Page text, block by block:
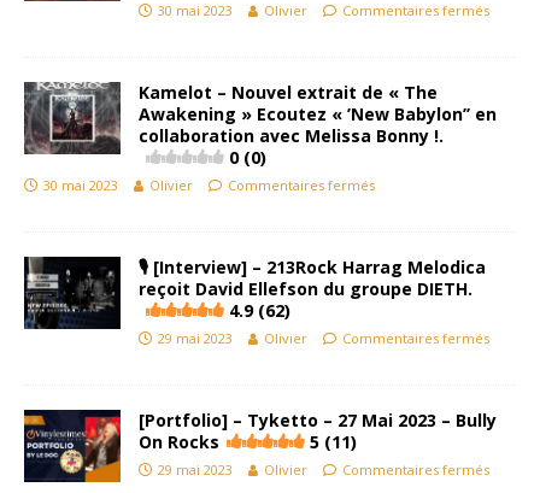
30 mai 2023 Olivier Commentaires fermés
Kamelot – Nouvel extrait de « The
Awakening » Ecoutez « ’New Babylon’’ en
collaboration avec Melissa Bonny !.
0 (0)
30 mai 2023 Olivier Commentaires fermés
🎙 [Interview] – 213Rock Harrag Melodica
reçoit David Ellefson du groupe DIETH.
4.9 (62)
29 mai 2023 Olivier Commentaires fermés
[Portfolio] – Tyketto – 27 Mai 2023 – Bully
On Rocks
5 (11)
29 mai 2023 Olivier Commentaires fermés